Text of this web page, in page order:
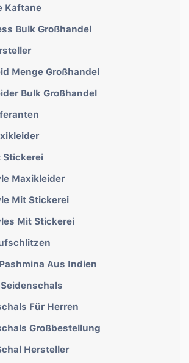
Kaftane
Bulk Großhandel
Menge Großhandel
Bulk Großhandel
Stickerei
Maxikleider
Mit Stickerei
Mit Stickerei
Aus Indien
Für Herren
Großbestellung
Hersteller